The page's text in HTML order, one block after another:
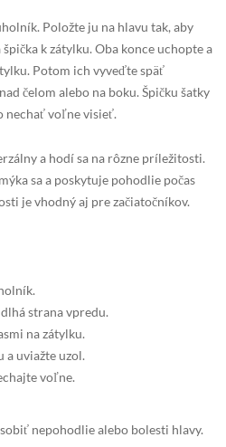
Položte ju na hlavu tak, aby
k zátylku. Oba konce uchopte a
Potom ich vyveďte späť
čelom alebo na boku. Špičku šatky
nechať voľne visieť.
a hodí sa na rôzne príležitosti.
sa a poskytuje pohodlie počas
je vhodný aj pre začiatočníkov.
strana vpredu.
na zátylku.
a uviažte uzol.
voľne.
nepohodlie alebo bolesti hlavy.